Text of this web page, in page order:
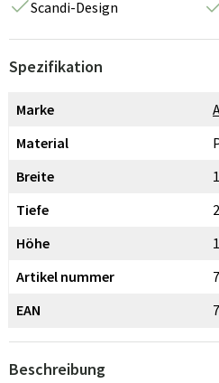
Scandi-Design
Spezifikation
Marke
Material
Breite
Tiefe
Höhe
Artikel nummer
EAN
Beschreibung